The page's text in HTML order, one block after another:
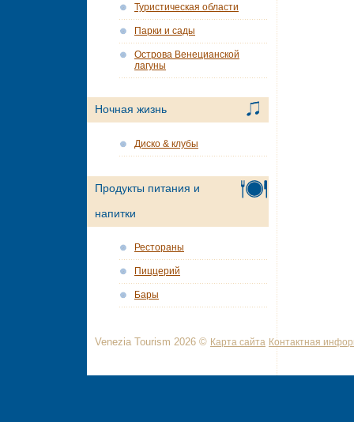
Туристическая области
Парки и сады
Острова Венецианской
лагуны
Ночная жизнь
Диско & клубы
Продукты питания и
напитки
Рестораны
Пиццерий
Бары
Venezia Tourism 2026 © Карта сайта Контактная